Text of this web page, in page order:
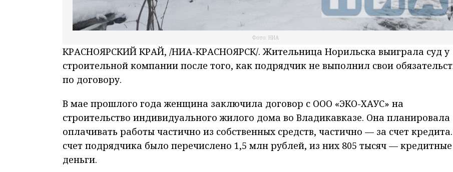
Фото: НИА
КРАСНОЯРСКИЙ КРАЙ, /НИА-КРАСНОЯРСК/. Жительница Норильска выиграла суд у
строительной компании после того, как подрядчик не выполнил свои
по договору.
В мае прошлого года женщина заключила договор с ООО «ЭКО-ХАУС» на
строительство индивидуального жилого дома во Владикавказе. Она планировала
оплачивать работы частично из собственных средств, частично — за счет
счет подрядчика было перечислено 1,5 млн рублей, из них 805 тысяч — кредитные
деньги.